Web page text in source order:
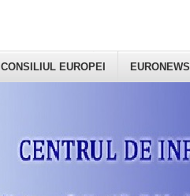
CONSILIUL EUROPEI EURONEWS